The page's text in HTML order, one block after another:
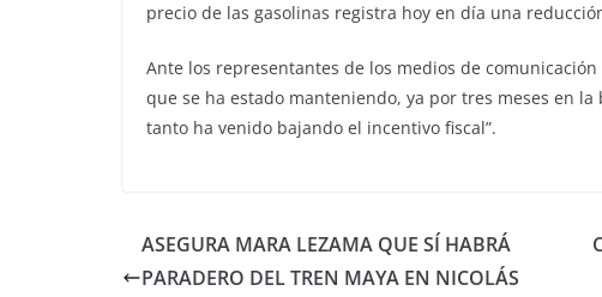
precio de las gasolinas registra hoy en día una
Ante los representantes de los medios de
que se ha estado manteniendo, ya por tres meses en
tanto ha venido bajando el incentivo fiscal”.
ASEGURA MARA LEZAMA QUE SÍ HABRÁ
PARADERO DEL TREN MAYA EN NICOLÁS